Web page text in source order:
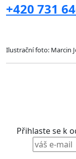
+420 731
Ilustrační foto: Marcin
Přihlaste se k